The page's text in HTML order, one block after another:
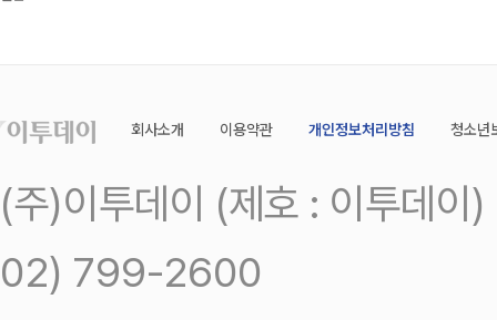
회사소개 이용약관 개인정보처리방침 청소년
(주)이투데이 (제호 : 이투데
02) 799-2600